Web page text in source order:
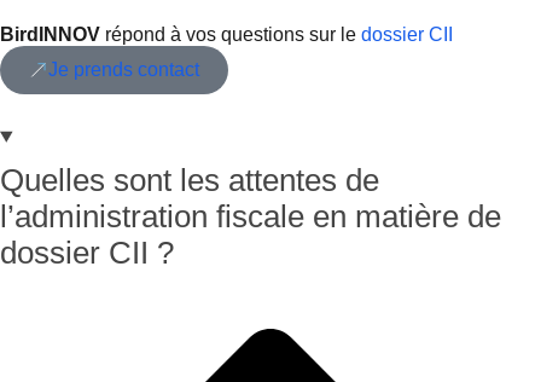
BirdINNOV répond à vos questions sur le dossier CII
Je prends contact
Quelles sont les attentes de
l’administration fiscale en matière de
dossier CII ?